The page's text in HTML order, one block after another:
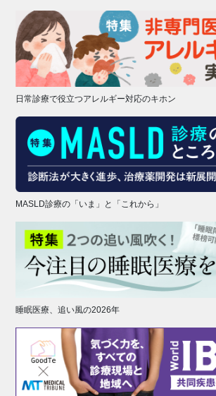
日常診療で役立つアレルギー対応のキホン
MASLD診療の「いま」と「これから」
睡眠医療、追い風の2026年